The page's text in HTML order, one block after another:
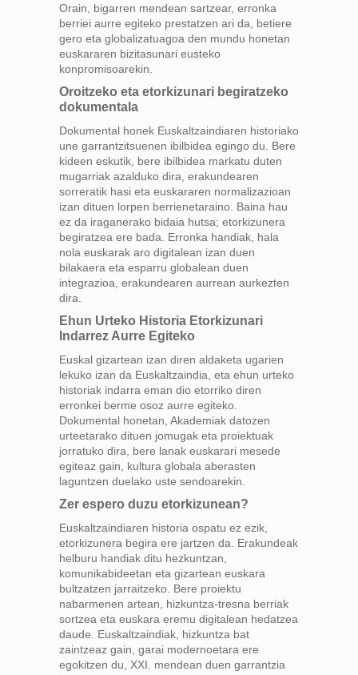
Orain, bigarren mendean sartzear, erronka
berriei aurre egiteko prestatzen ari da, betiere
gero eta globalizatuagoa den mundu honetan
euskararen bizitasunari eusteko
konpromisoarekin.
Oroitzeko eta etorkizunari begiratzeko
dokumentala
Dokumental honek Euskaltzaindiaren historiako
une garrantzitsuenen ibilbidea egingo du. Bere
kideen eskutik, bere ibilbidea markatu duten
mugarriak azalduko dira, erakundearen
sorreratik hasi eta euskararen normalizazioan
izan dituen lorpen berrienetaraino. Baina hau
ez da iraganerako bidaia hutsa; etorkizunera
begiratzea ere bada. Erronka handiak, hala
nola euskarak aro digitalean izan duen
bilakaera eta esparru globalean duen
integrazioa, erakundearen aurrean aurkezten
dira.
Ehun Urteko Historia Etorkizunari
Indarrez Aurre Egiteko
Euskal gizartean izan diren aldaketa ugarien
lekuko izan da Euskaltzaindia, eta ehun urteko
historiak indarra eman dio etorriko diren
erronkei berme osoz aurre egiteko.
Dokumental honetan, Akademiak datozen
urteetarako dituen jomugak eta proiektuak
jorratuko dira, bere lanak euskarari mesede
egiteaz gain, kultura globala aberasten
laguntzen duelako uste sendoarekin.
Zer espero duzu etorkizunean?
Euskaltzaindiaren historia ospatu ez ezik,
etorkizunera begira ere jartzen da. Erakundeak
helburu handiak ditu hezkuntzan,
komunikabideetan eta gizartean euskara
bultzatzen jarraitzeko. Bere proiektu
nabarmenen artean, hizkuntza-tresna berriak
sortzea eta euskara eremu digitalean hedatzea
daude. Euskaltzaindiak, hizkuntza bat
zaintzeaz gain, garai modernoetara ere
egokitzen du, XXI. mendean duen garrantzia